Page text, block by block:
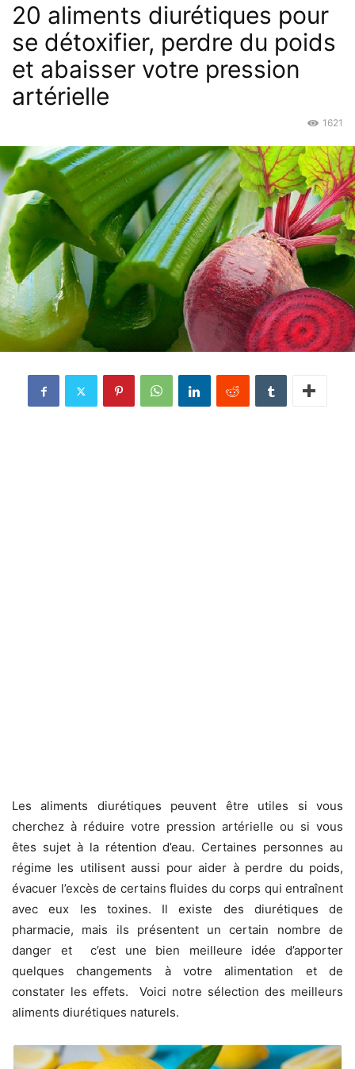
20 aliments diurétiques pour
se détoxifier, perdre du poids
et abaisser votre pression
artérielle
1621
Les aliments diurétiques peuvent être utiles si vous
cherchez à réduire votre pression artérielle ou si vous
êtes sujet à la rétention d’eau. Certaines personnes au
régime les utilisent aussi pour aider à perdre du poids,
évacuer l’excès de certains fluides du corps qui entraînent
avec eux les toxines. Il existe des diurétiques de
pharmacie, mais ils présentent un certain nombre de
danger et c’est une bien meilleure idée d’apporter
quelques changements à votre alimentation et de
constater les effets. Voici notre sélection des meilleurs
aliments diurétiques naturels.